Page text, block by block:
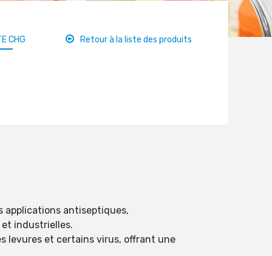
CHG Retour à la liste des produits
applications antiseptiques,
industrielles.
levures et certains virus, offrant une